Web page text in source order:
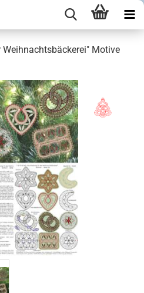
Motive